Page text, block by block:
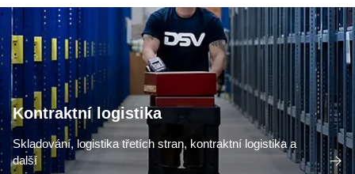
Kontraktní logistika
Skladování, logistika třetích stran, kontraktní logistika a
další